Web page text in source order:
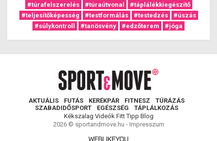
#túrafelszerelés
#túraútvonal
#táplálékkiegészítő
#teljesítőképesség
#testformálás #testedzés
#úszás
#súlykontroll
#tanösvény #edzőterem #jóga
AKTUÁLIS FUTÁS KERÉKPÁR FITNESZ
TÚRÁZÁS
SZABADIDŐSPORT
EGÉSZSÉG
TÁPLÁLKOZÁS
Kékszalag Videók Fitt Tipp Blog
2026 © sportandmove.hu - Impresszum